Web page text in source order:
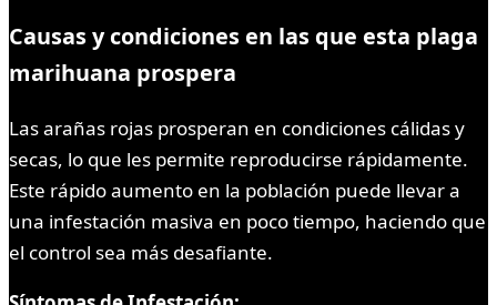
Causas y condiciones en las que esta plaga
marihuana prospera
Las arañas rojas prosperan en condiciones cálidas y
secas, lo que les permite reproducirse rápidamente.
Este rápido aumento en la población puede llevar a
una infestación masiva en poco tiempo, haciendo que
el control sea más desafiante.